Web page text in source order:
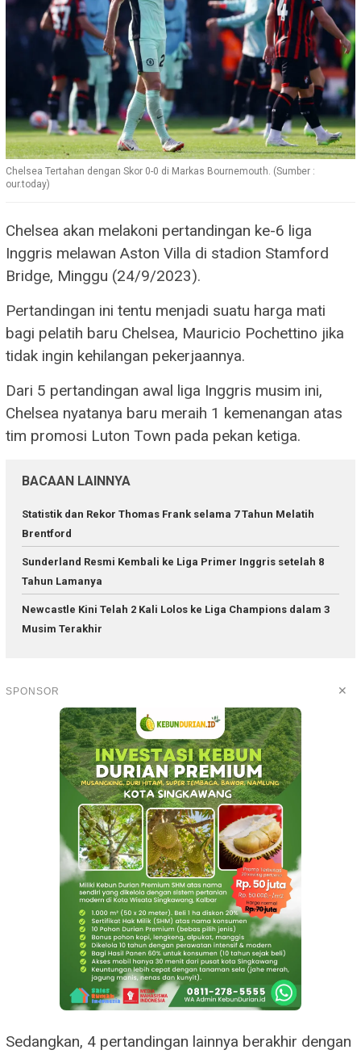
Chelsea Tertahan dengan Skor 0-0 di Markas Bournemouth. (Sumber :
our.today)
Chelsea akan melakoni pertandingan ke-6 liga
Inggris melawan Aston Villa di stadion Stamford
Bridge, Minggu (24/9/2023).
Pertandingan ini tentu menjadi suatu harga mati
bagi pelatih baru Chelsea, Mauricio Pochettino jika
tidak ingin kehilangan pekerjaannya.
Dari 5 pertandingan awal liga Inggris musim ini,
Chelsea nyatanya baru meraih 1 kemenangan atas
tim promosi Luton Town pada pekan ketiga.
BACAAN LAINNYA
Statistik dan Rekor Thomas Frank selama 7 Tahun Melatih
Brentford
Sunderland Resmi Kembali ke Liga Primer Inggris setelah 8
Tahun Lamanya
Newcastle Kini Telah 2 Kali Lolos ke Liga Champions dalam 3
Musim Terakhir
SPONSOR ✕
Sedangkan, 4 pertandingan lainnya berakhir dengan